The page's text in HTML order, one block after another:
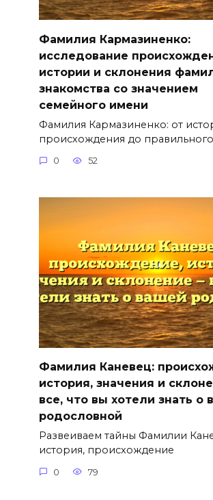
Фамилия Кармазиненко:
исследование
истории и склонения
знакомства со значением
семейного имени
Фамилия Кармазиненко: от
происхождения до правильного
0 52
Фамилия Каневец:
история, значения и
все, что вы хотели знать о
родословной
Развеиваем тайны Фамилии
история, происхождение
0 79